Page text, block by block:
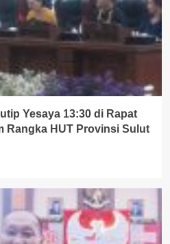
Yesaya 13:30 di Rapat
Rangka HUT Provinsi Sulut